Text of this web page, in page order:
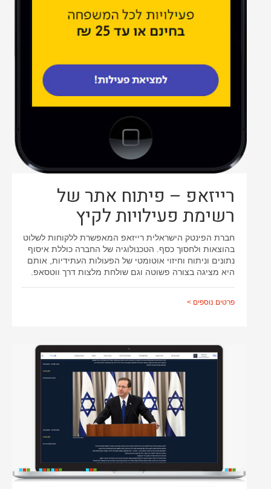
רייזאפ – פיתוח אתר של
רשימת פעילויות לקיץ
חברת הפינטק הישראלית רייזאפ המאפשרת ללקוחות לשלוט
בהוצאות ולחסוך כסף. הטכנולוגיה של החברה כוללת איסוף
נתונים וניתוח וחיזוי אוטומטי של הפעולות העתידיות, אותם
היא מציגה בצורה פשוטה וגם שולחת מלצות דרך ווטסאפ.
פרטים נוספים >